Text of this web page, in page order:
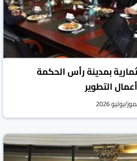
بمدينة رأس الحكمة
التطوير